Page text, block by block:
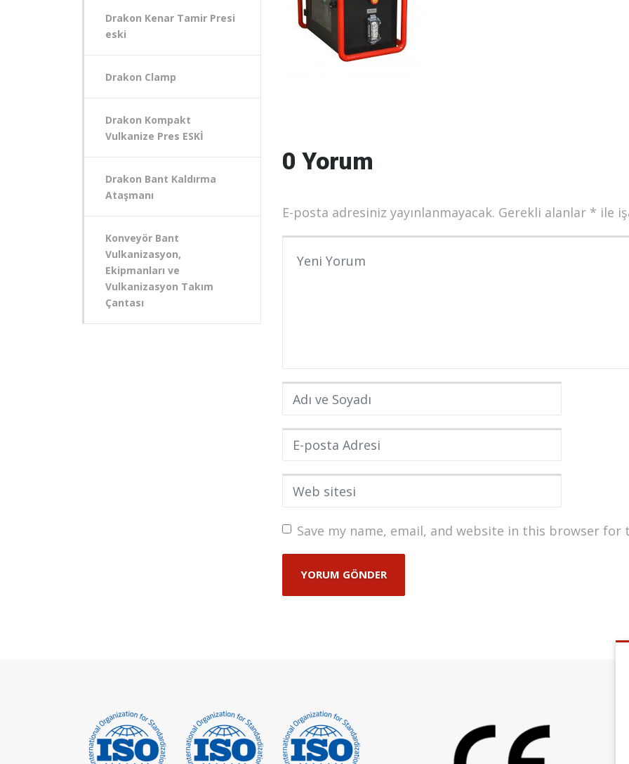
0 Yorum
E-posta adresiniz yayınlanmayacak. Gerekli alanlar * ile
Adı ve Soyadı *
E-posta Adresi
Web sitesi
Save my name, email, and website in this browser
Drakon Kenar Tamir Presi
eski
Drakon Clamp
Drakon Kompakt
Vulkanize Pres ESKİ
Drakon Bant Kaldırma
Ataşmanı
Konveyör Bant
Vulkanizasyon,
Ekipmanları ve
Vulkanizasyon Takım
Çantası